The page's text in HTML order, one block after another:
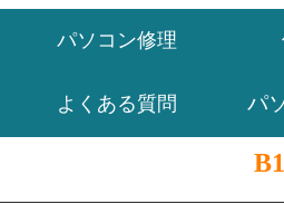
パソコン修理
よくある質問 パ